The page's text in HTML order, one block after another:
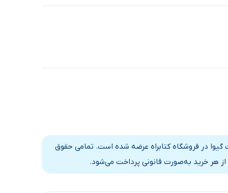
در فروشگاه کتابراه عرضه شده است. تمامی حقوق
هر خرید به‌صورت قانونی پرداخت می‌شود.